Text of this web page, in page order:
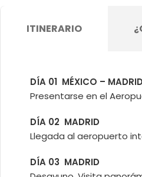
ITINERARIO
DÍA 01 MÉXICO – MADRID
Presentarse en el
DÍA 02 MADRID
Llegada al aeropuerto
DÍA 03 MADRID